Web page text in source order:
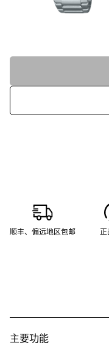
顺丰、偏远地区包邮
主要功能